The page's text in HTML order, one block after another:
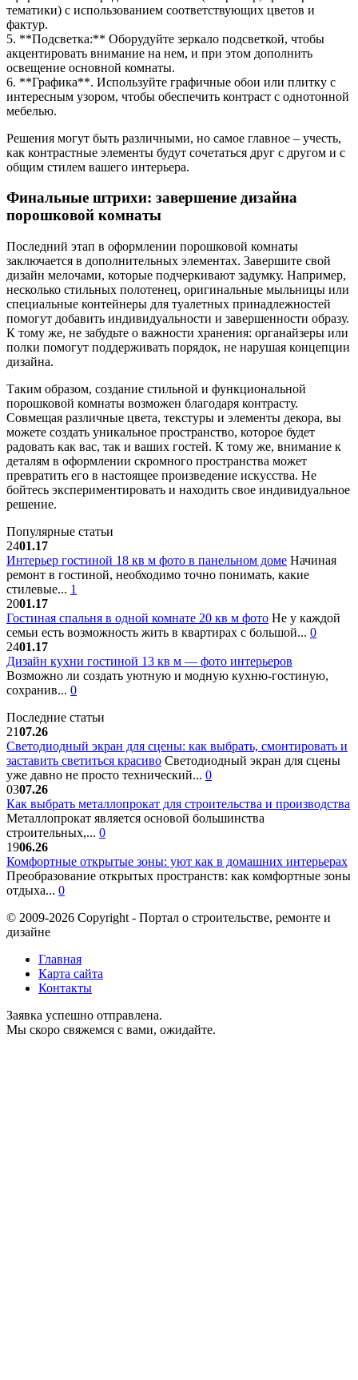
тематики) с использованием соответствующих цветов и
фактур.
5. **Подсветка:** Оборудуйте зеркало подсветкой, чтобы
акцентировать внимание на нем, и при этом дополнить
освещение основной комнаты.
6. **Графика**. Используйте графичные обои или плитку с
интересным узором, чтобы обеспечить контраст с однотонной
мебелью.
Решения могут быть различными, но самое главное – учесть,
как контрастные элементы будут сочетаться друг с другом и с
общим стилем вашего интерьера.
Финальные штрихи: завершение дизайна
порошковой комнаты
Последний этап в оформлении порошковой комнаты
заключается в дополнительных элементах. Завершите свой
дизайн мелочами, которые подчеркивают задумку. Например,
несколько стильных полотенец, оригинальные мыльницы или
специальные контейнеры для туалетных принадлежностей
помогут добавить индивидуальности и завершенности образу.
К тому же, не забудьте о важности хранения: органайзеры или
полки помогут поддерживать порядок, не нарушая концепции
дизайна.
Таким образом, создание стильной и функциональной
порошковой комнаты возможен благодаря контрасту.
Совмещая различные цвета, текстуры и элементы декора, вы
можете создать уникальное пространство, которое будет
радовать как вас, так и ваших гостей. К тому же, внимание к
деталям в оформлении скромного пространства может
превратить его в настоящее произведение искусства. Не
бойтесь экспериментировать и находить свое индивидуальное
решение.
Популярные статьи
2401.17
Интерьер гостиной 18 кв м фото в панельном доме Начиная
ремонт в гостиной, необходимо точно понимать, какие
стилевые... 1
2001.17
Гостиная спальня в одной комнате 20 кв м фото Не у каждой
семьи есть возможность жить в квартирах с большой... 0
2401.17
Дизайн кухни гостиной 13 кв м — фото интерьеров
Возможно ли создать уютную и модную кухню-гостиную,
сохранив... 0
Последние статьи
2107.26
Светодиодный экран для сцены: как выбрать, смонтировать и
заставить светиться красиво Светодиодный экран для сцены
уже давно не просто технический... 0
0307.26
Как выбрать металлопрокат для строительства и производства
Металлопрокат является основой большинства
строительных,... 0
1906.26
Комфортные открытые зоны: уют как в домашних интерьерах
Преобразование открытых пространств: как комфортные зоны
отдыха... 0
© 2009-2026 Copyright - Портал о строительстве, ремонте и
дизайне
Главная
Карта сайта
Контакты
Заявка успешно отправлена.
Мы скоро свяжемся с вами, ожидайте.